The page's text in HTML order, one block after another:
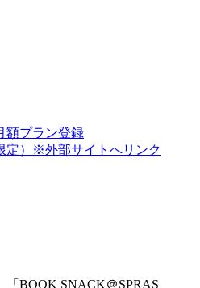
額プラン登録
）
※外部サイトへリンク
「BOOK SNACK＠SPRAS